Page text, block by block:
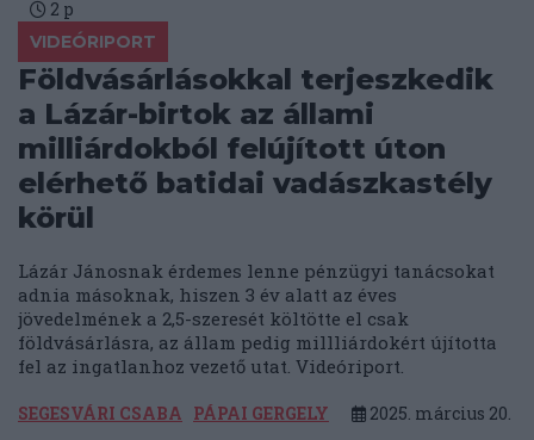
2 p
VIDEÓRIPORT
Földvásárlásokkal terjeszkedik
a Lázár-birtok az állami
milliárdokból felújított úton
elérhető batidai vadászkastély
körül
Lázár Jánosnak érdemes lenne pénzügyi tanácsokat
adnia másoknak, hiszen 3 év alatt az éves
jövedelmének a 2,5-szeresét költötte el csak
földvásárlásra, az állam pedig millliárdokért újította
fel az ingatlanhoz vezető utat. Videóriport.
SEGESVÁRI CSABA PÁPAI GERGELY 2025. március 20.